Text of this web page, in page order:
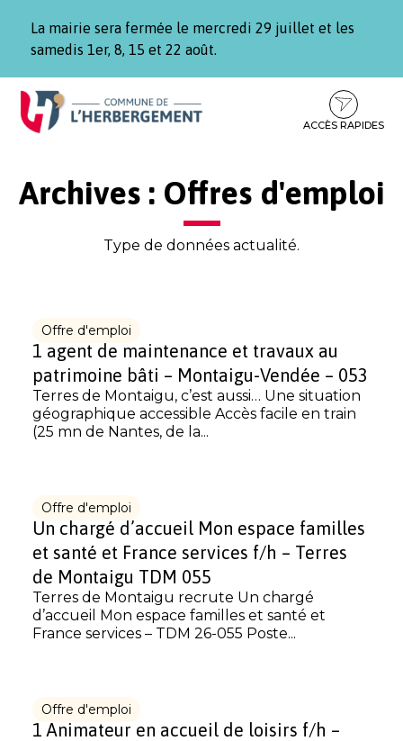
La mairie sera fermée le mercredi 29 juillet et les
samedis 1er, 8, 15 et 22 août.
Aller
Aller
contenu
Aller
pied
ACCÈS RAPIDES
Archives : Offres d'emploi
Type de données actualité.
Offre d'emploi
1 agent de maintenance et travaux au
patrimoine bâti – Montaigu-Vendée – 053
Terres de Montaigu, c’est aussi… Une situation
géographique accessible Accès facile en train
(25 mn de Nantes, de la...
Offre d'emploi
Un chargé d’accueil Mon espace familles
et santé et France services f/h – Terres
de Montaigu TDM 055
Terres de Montaigu recrute Un chargé
d’accueil Mon espace familles et santé et
France services – TDM 26-055 Poste...
Offre d'emploi
1 Animateur en accueil de loisirs f/h –